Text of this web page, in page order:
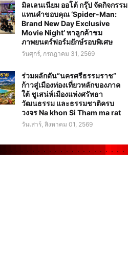
มิลเลนเนียม ออโต้ กรุ๊ป จัดกิจกรรม
แทนคำขอบคุณ ‘Spider-Man:
Brand New Day Exclusive
Movie Night’ พาลูกค้าชม
ภาพยนตร์ฟอร์มยักษ์รอบพิเศษ
วันศุกร์, กรกฎาคม 31, 2569
ร่วมผลักดัน“นครศรีธรรมราช”
ก้าวสู่เมืองท่องเที่ยวหลักของภาค
ใต้ ชูเสน่ห์เมืองแห่งศรัทธา
วัฒนธรรม และธรรมชาติครบ
วงจร Na khon Si Tham ma rat
วันเสาร์, สิงหาคม 01, 2569
. . . . . . . . . . . . . . . . . . . . . . .